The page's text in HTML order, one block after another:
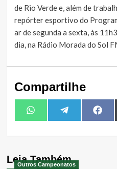
de Rio Verde e, além de
repórter esportivo do
ar de segunda a sexta, às
dia, na Rádio Morada do Sol
Compartilhe
Share
on
WhatsAppShare
on
TelegramShare
on
Leia Também
Outros Campeonatos